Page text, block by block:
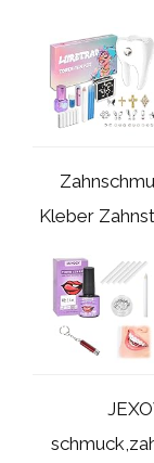
Kleber